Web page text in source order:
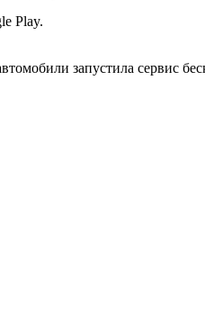
Play.
запустила сервис